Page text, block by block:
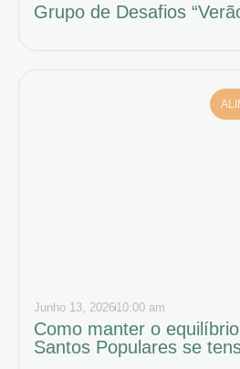
Grupo de Desafios
Junho 13, 202610:00 am
Como manter o
Santos Populares se